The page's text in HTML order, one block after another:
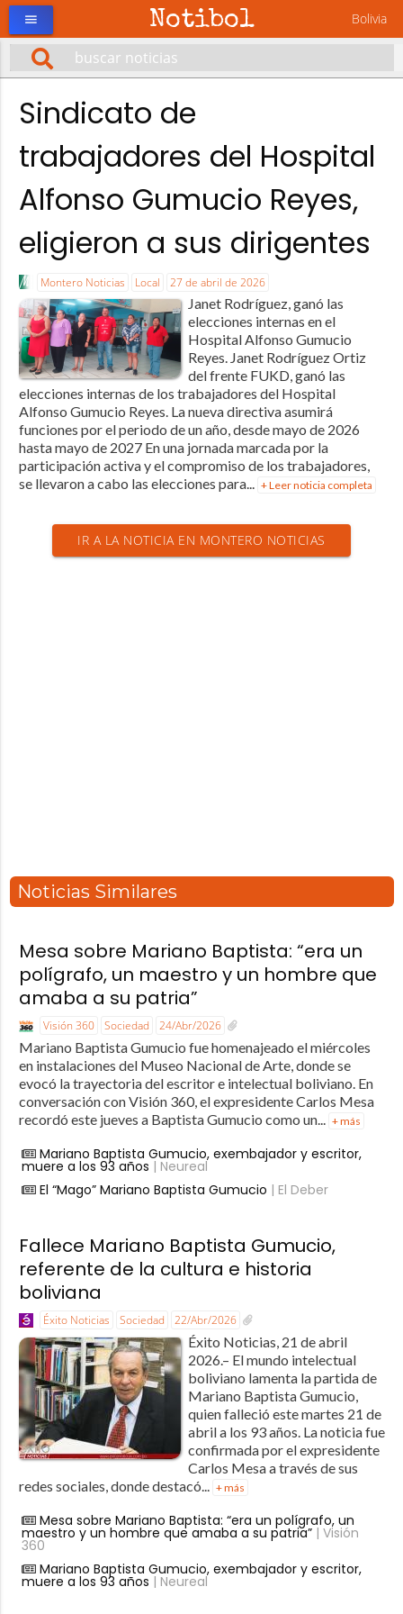
Notibol Bolivia
menu
Sindicato de
trabajadores del Hospital
Alfonso Gumucio Reyes,
eligieron a sus dirigentes
Montero Noticias Local 27 de abril de 2026
Janet Rodríguez, ganó las
elecciones internas en el
Hospital Alfonso Gumucio
Reyes. Janet Rodríguez Ortiz
del frente FUKD, ganó las
elecciones internas de los trabajadores del Hospital
Alfonso Gumucio Reyes. La nueva directiva asumirá
funciones por el periodo de un año, desde mayo de 2026
hasta mayo de 2027 En una jornada marcada por la
participación activa y el compromiso de los trabajadores,
se llevaron a cabo las elecciones para... + Leer noticia completa
IR A LA NOTICIA EN MONTERO NOTICIAS
Noticias Similares
Mesa sobre Mariano Baptista: “era un
polígrafo, un maestro y un hombre que
amaba a su patria”
Visión 360 Sociedad 24/Abr/2026
Mariano Baptista Gumucio fue homenajeado el miércoles
en instalaciones del Museo Nacional de Arte, donde se
evocó la trayectoria del escritor e intelectual boliviano. En
conversación con Visión 360, el expresidente Carlos Mesa
recordó este jueves a Baptista Gumucio como un... + más
Mariano Baptista Gumucio, exembajador y escritor,
muere a los 93 años | Neureal
El “Mago” Mariano Baptista Gumucio | El Deber
Fallece Mariano Baptista Gumucio,
referente de la cultura e historia
boliviana
Éxito Noticias Sociedad 22/Abr/2026
Éxito Noticias, 21 de abril
2026.– El mundo intelectual
boliviano lamenta la partida de
Mariano Baptista Gumucio,
quien falleció este martes 21 de
abril a los 93 años. La noticia fue
confirmada por el expresidente
Carlos Mesa a través de sus
redes sociales, donde destacó...
+ más
Mesa sobre Mariano Baptista: “era un polígrafo, un
maestro y un hombre que amaba a su patria”| Visión
360
Mariano Baptista Gumucio, exembajador y escritor,
muere a los 93 años | Neureal